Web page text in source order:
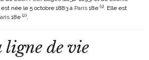
est née le 5 octobre 1883 à Paris 18e (1). Elle est
18e (2).
ligne de vie